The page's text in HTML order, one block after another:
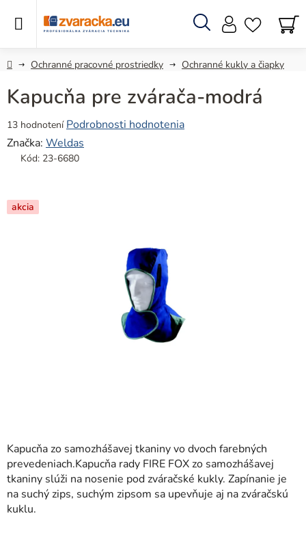
Hľadať
DomovOchranné pracovné prostriedky Ochranné kukly a čiapky
Kapucňa zo samozhášavej tkaniny vo dvoch farebných
prevedeniach.Kapucňa rady FIRE FOX zo samozhášavej
tkaniny slúži na nosenie pod zváračské kukly. Zapínanie je
na suchý zips, suchým zipsom sa upevňuje aj na zváračskú
kuklu.
Kapucňa pre zvárača-modrá
Priemerné
hodnotenie
produktu
z
5
13 hodnotení Podrobnosti hodnotenia
Značka: Weldas
Kód: 23-6680
akcia